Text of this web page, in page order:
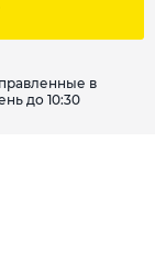
в
до 10:30